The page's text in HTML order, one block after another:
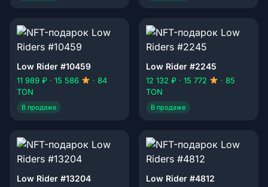
Low Rider #10459
11 989 ₽ · 15 586
· 84
TON
В продаже
Low Rider #2245
12 132 ₽ · 15 772
· 85
TON
В продаже
Low Rider #13204 Low Rider #4812